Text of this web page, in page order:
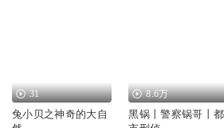
31
兔小贝之神奇的大自
8.6万
黑锅丨警察锅哥丨都